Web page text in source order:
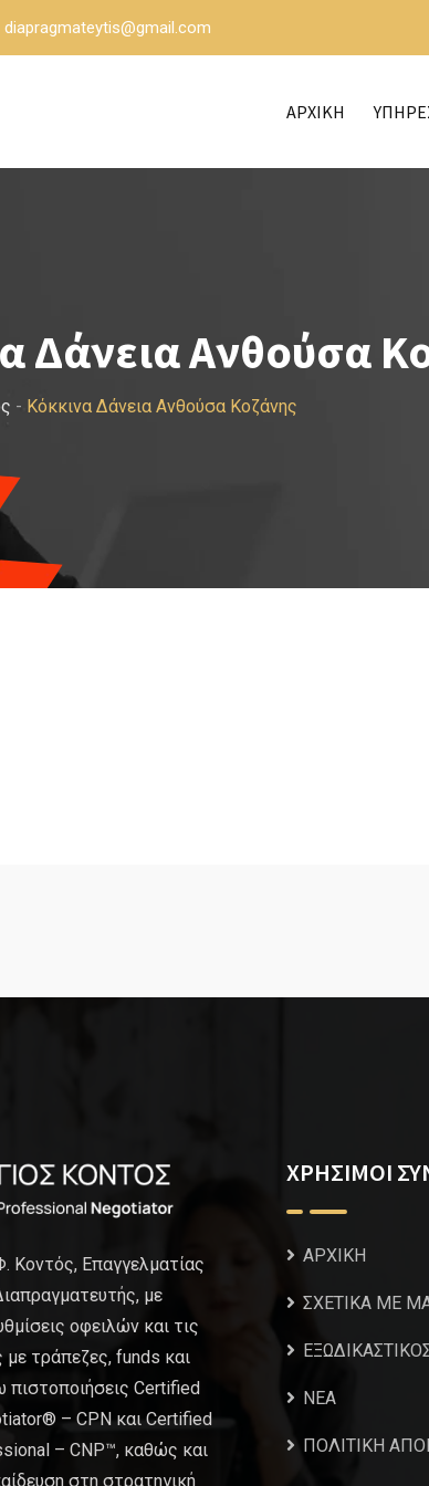
diapragmateytis@gmail.com
ΑΡΧΙΚΗ
Δάνεια Ανθούσα
- Κόκκινα Δάνεια Ανθούσα Κοζάνης
Κοντός, Επαγγελματίας
με
οφειλών και τις
με τράπεζες, funds και
Certified
– CPN και Certified
– CNP™, καθώς και
στη στρατηγική
ΧΡΗΣΙΜΟΙ
ΑΡΧΙΚΗ
ΣΧΕΤΙΚΑ ΜΕ
NEA
ΠΟΛΙΤΙΚΗ